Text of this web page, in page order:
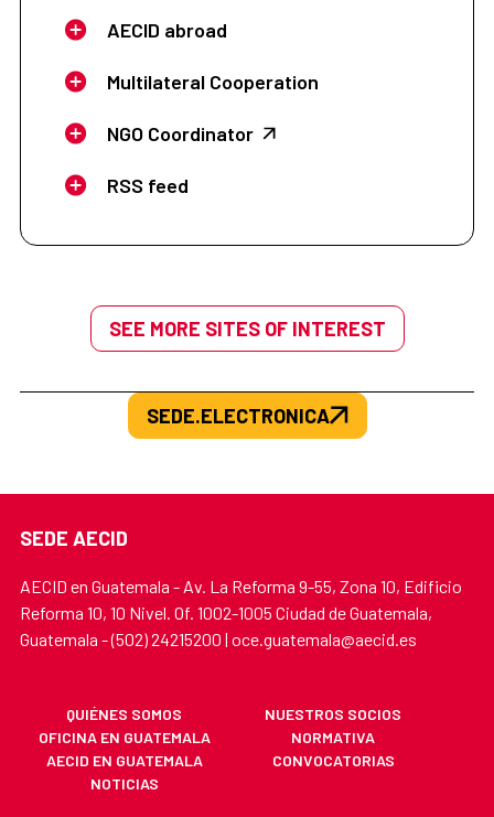
AECID abroad
Multilateral Cooperation
NGO Coordinator
RSS feed
SEE MORE SITES OF INTEREST
SEDE.ELECTRONICA
SEDE AECID
AECID en Guatemala - Av. La Reforma 9-55, Zona 10, Edificio
Reforma 10, 10 Nivel. Of. 1002-1005 Ciudad de Guatemala,
Guatemala - (502) 24215200 | oce.guatemala@aecid.es
QUIÉNES SOMOS
NUESTROS SOCIOS
OFICINA EN GUATEMALA
NORMATIVA
AECID EN GUATEMALA
CONVOCATORIAS
NOTICIAS